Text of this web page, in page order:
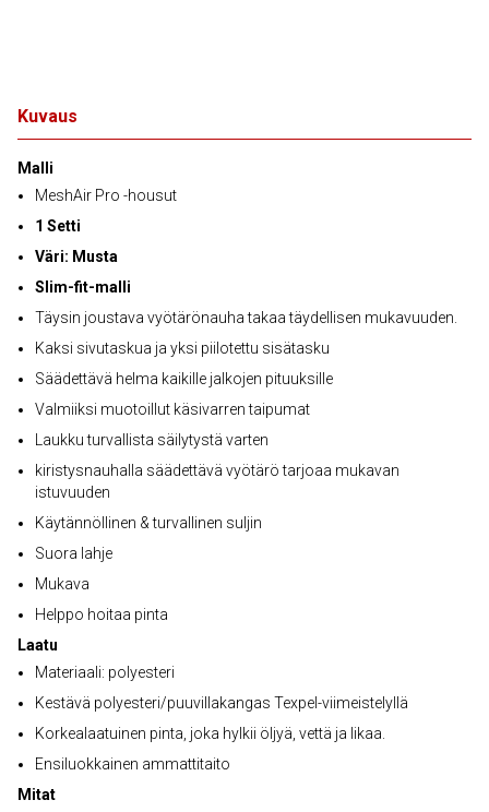
Kuvaus
Malli
MeshAir Pro -housut
1 Setti
Väri: Musta
Slim-fit-malli
Täysin joustava vyötärönauha takaa täydellisen mukavuuden.
Kaksi sivutaskua ja yksi piilotettu sisätasku
Säädettävä helma kaikille jalkojen pituuksille
Valmiiksi muotoillut käsivarren taipumat
Laukku turvallista säilytystä varten
kiristysnauhalla säädettävä vyötärö tarjoaa mukavan
istuvuuden
Käytännöllinen & turvallinen suljin
Suora lahje
Mukava
Helppo hoitaa pinta
Laatu
Materiaali: polyesteri
Kestävä polyesteri/puuvillakangas Texpel-viimeistelyllä
Korkealaatuinen pinta, joka hylkii öljyä, vettä ja likaa.
Ensiluokkainen ammattitaito
Mitat